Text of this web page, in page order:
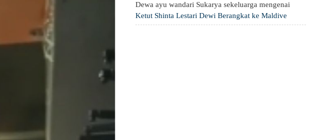
Dewa ayu wandari Sukarya sekeluarga mengenai
Ketut Shinta Lestari Dewi Berangkat ke Maldive